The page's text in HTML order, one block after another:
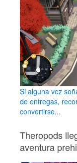
Si alguna vez
de entregas,
convertirse...
Theropods
aventura